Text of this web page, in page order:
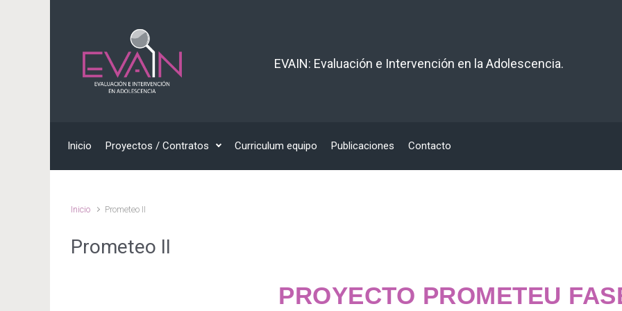
EVAIN: Evaluación e Intervención en la Adolescencia.
Inicio Proyectos / Contratos Curriculum equipo Publicaciones Contacto
Inicio Prometeo II
Prometeo II
PROYECTO PROMETEU